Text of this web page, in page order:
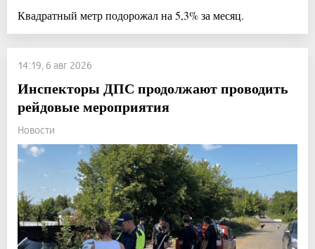
Квадратный метр подорожал на 5,3% за месяц.
14:19, 6 авг 2026
Инспекторы ДПС продолжают проводить
рейдовые мероприятия
Новости